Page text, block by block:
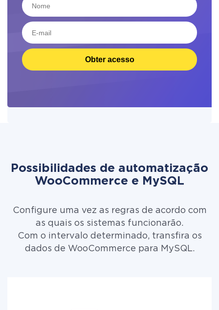
Obter acesso
Possibilidades de automatização
WooCommerce e MySQL
Configure uma vez as regras de acordo com
as quais os sistemas funcionarão.
Com o intervalo determinado, transfira os
dados de WooCommerce para MySQL.